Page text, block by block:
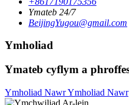
Ymateb 24/7
BeijingYugou@gmail.com
Ymholiad
Ymateb cyflym a
Ymholiad NawrYmholiad Nawr